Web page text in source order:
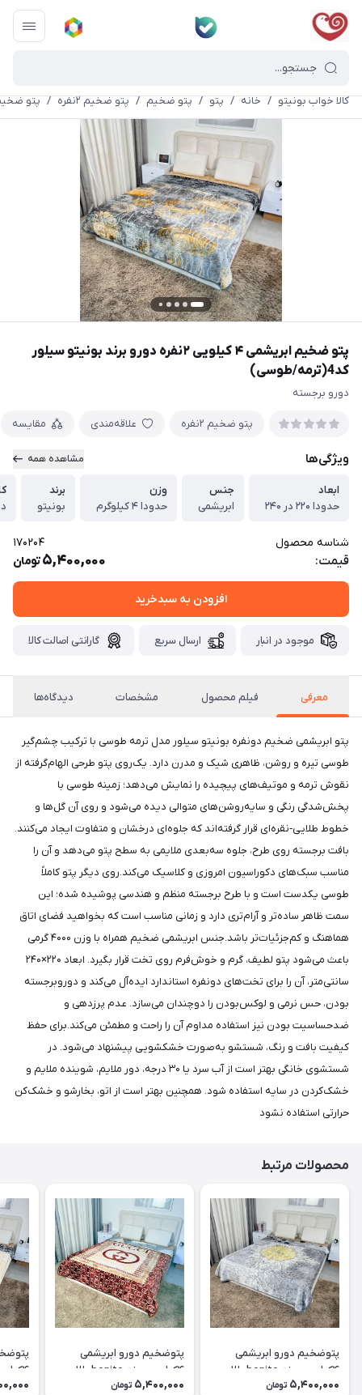
کالا خواب بونیتو / خانه / پتو / پتو ضخیم / پتو ضخیم ۲نفره / پتو ضخیم ابریشمی ۴ کیلویی
پتو ضخیم ابریشمی ۴ کیلویی ۲نفره دورو برند بونیتو سیلور
کد4(ترمه/طوسی)
دورو برجسته
پتو ضخیم ۲نفره علاقه‌مندی مقایسه
ویژگی‌ها مشاهده همه
ابعاد
حدودا ۲۲۰ در ۲۴۰
جنس
ابریشمی
وزن
حدودا ۴ کیلوگرم
برند
بونیتو
شناسه محصول 170204
قیمت: 5,400,000تومان
افزودن به سبدخرید
موجود در انبار ارسال سریع گارانتی اصالت کالا
معرفی فیلم محصول مشخصات دیدگاه‌ها
پتو ابریشمی ضخیم دونفره بونیتو سیلور مدل ترمه طوسی با ترکیب چشم‌گیر
طوسی تیره و روشن، ظاهری شیک و مدرن دارد. یک‌روی پتو طرحی الهام‌گرفته از
نقوش ترمه و موتیف‌های پیچیده را نمایش می‌دهد؛ زمینه طوسی با
پخش‌شدگی رنگی و سایه‌روشن‌های متوالی دیده می‌شود و روی آن گل‌ها و
خطوط طلایی‑نقره‌ای قرار گرفته‌اند که جلوه‌ای درخشان و متفاوت ایجاد می‌کنند.
بافت برجسته روی طرح، جلوه سه‌بعدی ملایمی به سطح پتو می‌دهد و آن را
مناسب سبک‌های دکوراسیون امروزی و کلاسیک می‌کند.روی دیگر پتو کاملاً
طوسی یکدست است و با طرح برجسته منظم و هندسی پوشیده شده؛ این
سمت ظاهر ساده‌تر و آرام‌تری دارد و زمانی مناسب است که بخواهید فضای اتاق
هماهنگ و کم‌جزئیات‌تر باشد.جنس ابریشمی ضخیم همراه با وزن ۴۰۰۰ گرمی
باعث می‌شود پتو لطیف، گرم و خوش‌فرم روی تخت قرار بگیرد. ابعاد ۲۲۰×۲۴۰
سانتی‌متر، آن را برای تخت‌های دونفره استاندارد ایده‌آل می‌کند و دوروبرجسته
بودن، حس نرمی و لوکس‌بودن را دوچندان می‌سازد. عدم پرزدهی و
ضدحساسیت بودن نیز استفاده مداوم آن را راحت و مطمئن می‌کند.برای حفظ
کیفیت بافت و رنگ، شستشو به‌صورت خشکشویی پیشنهاد می‌شود. در
شستشوی خانگی بهتر است از آب سرد یا ۳۰ درجه، دور ملایم، شوینده ملایم و
خشک‌کردن در سایه استفاده شود. همچنین بهتر است از اتو، بخارشو و خشک‌کن
حرارتی استفاده نشود
محصولات مرتبط
پتوضخیم دورو ابریشمی
۴کیلویی برند bonito طلایی
کد۲۰
5,400,000 تومان
پتوضخیم دورو ابریشمی
۴کیلویی برند bonito طلایی
کد۱۹
5,400,000 تومان کد۱۸